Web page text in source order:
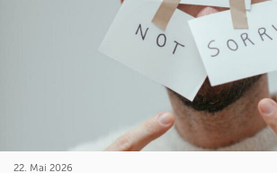
22. Mai 2026